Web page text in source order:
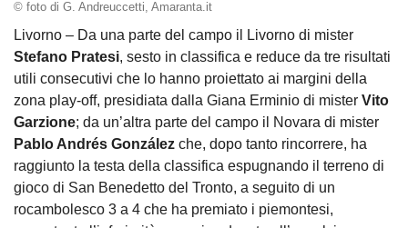
© foto di G. Andreuccetti, Amaranta.it
Livorno – Da una parte del campo il Livorno di mister
Stefano Pratesi, sesto in classifica e reduce da tre risultati
utili consecutivi che lo hanno proiettato ai margini della
zona play-off, presidiata dalla Giana Erminio di mister Vito
Garzione; da un’altra parte del campo il Novara di mister
Pablo Andrés González che, dopo tanto rincorrere, ha
raggiunto la testa della classifica espugnando il terreno di
gioco di San Benedetto del Tronto, a seguito di un
rocambolesco 3 a 4 che ha premiato i piemontesi,